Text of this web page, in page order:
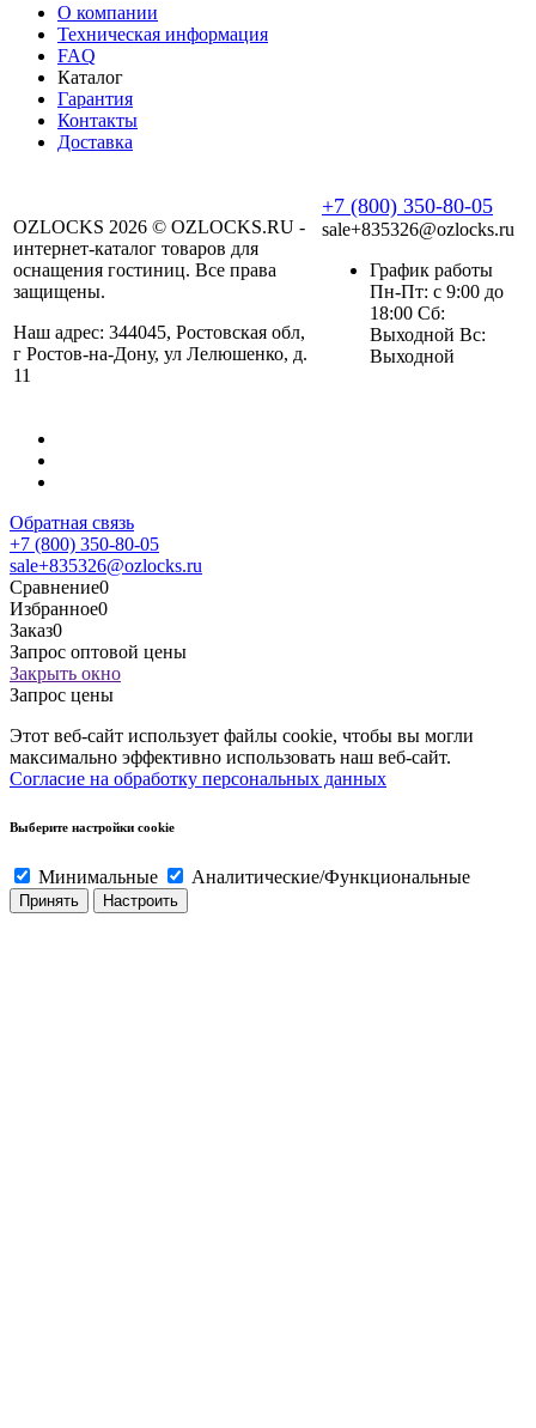
О компании
Техническая информация
FAQ
Каталог
Гарантия
Контакты
Доставка
OZLOCKS 2026 © OZLOCKS.RU -
интернет-каталог товаров для
оснащения гостиниц. Все права
защищены.
Наш адрес: 344045, Ростовская обл,
г Ростов-на-Дону, ул Лелюшенко, д.
11
+7 (800) 350-80-05
sale+835326@ozlocks.ru
График работы
Пн-Пт: с 9:00 до
18:00 Сб:
Выходной Вс:
Выходной
Обратная связь
+7 (800) 350-80-05
sale+835326@ozlocks.ru
Сравнение0
Избранное0
Заказ0
Запрос оптовой цены
Закрыть окно
Запрос цены
Этот веб-сайт использует файлы cookie, чтобы вы могли
максимально эффективно использовать наш веб-сайт.
Согласие на обработку персональных данных
Выберите настройки cookie
Минимальные Аналитические/Функциональные
Принять Настроить